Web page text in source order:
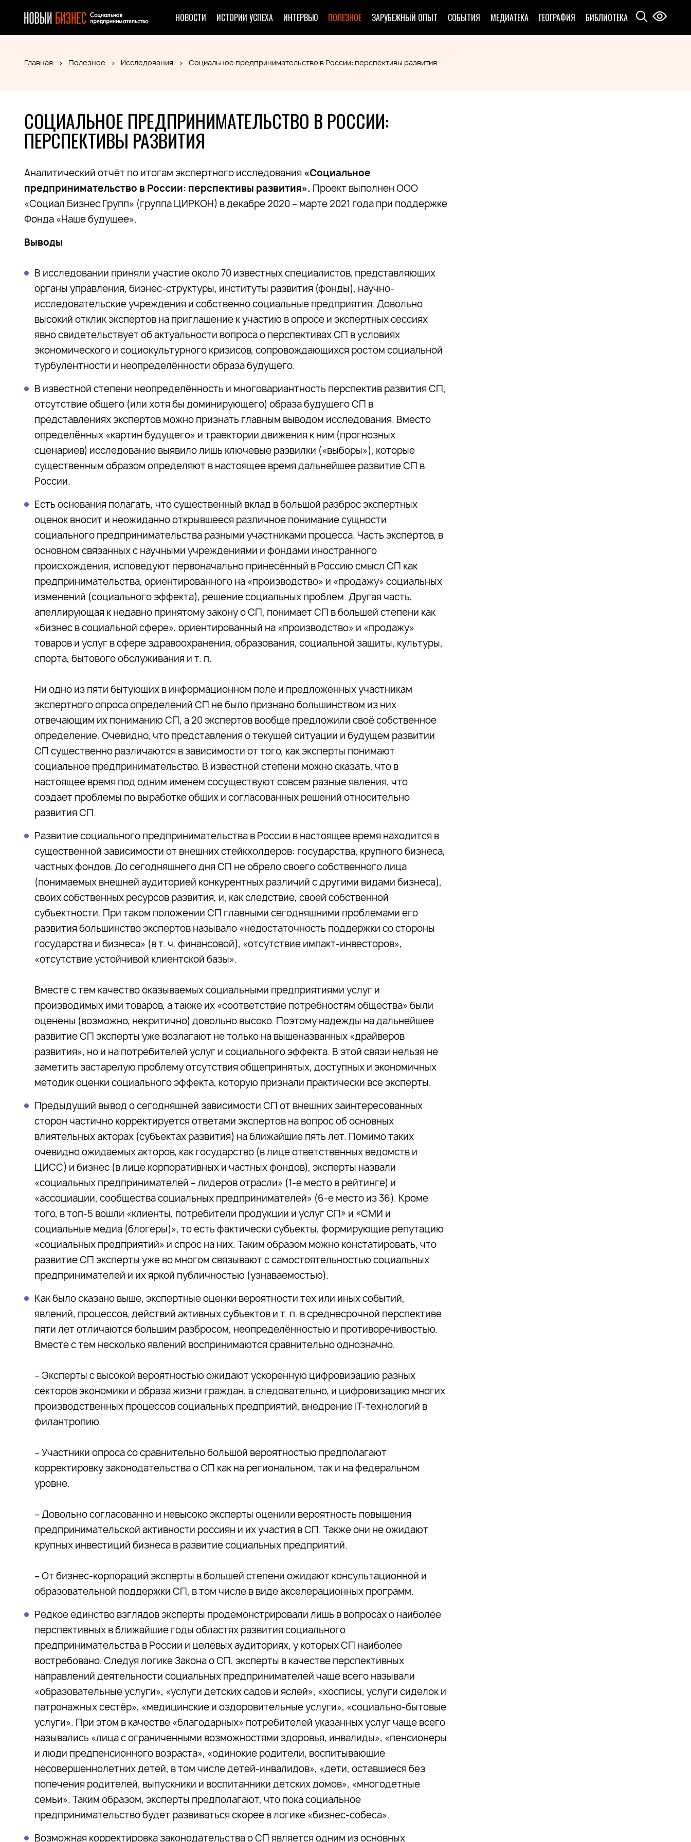
НОВОСТИ ИСТОРИИ УСПЕХА ИНТЕРВЬЮ ПОЛЕЗНОЕ ЗАРУБЕЖНЫЙ ОПЫТ СОБЫТИЯ МЕДИАТЕКА ГЕОГРАФИЯ БИБЛИОТЕКА
Главная Полезное Исследования Социальное предпринимательство в России: перспективы развития
СОЦИАЛЬНОЕ ПРЕДПРИНИМАТЕЛЬСТВО В РОССИИ:
ПЕРСПЕКТИВЫ РАЗВИТИЯ
Аналитический отчёт по итогам экспертного исследования «Социальное
предпринимательство в России: перспективы развития». Проект выполнен ООО
«Социал Бизнес Групп» (группа ЦИРКОН) в декабре 2020 – марте 2021 года при поддержке
Фонда «Наше будущее».
Выводы
В исследовании приняли участие около 70 известных специалистов, представляющих
органы управления, бизнес-структуры, институты развития (фонды), научно-
исследовательские учреждения и собственно социальные предприятия. Довольно
высокий отклик экспертов на приглашение к участию в опросе и экспертных сессиях
явно свидетельствует об актуальности вопроса о перспективах СП в условиях
экономического и социокультурного кризисов, сопровождающихся ростом социальной
турбулентности и неопределённости образа будущего.
В известной степени неопределённость и многовариантность перспектив развития СП,
отсутствие общего (или хотя бы доминирующего) образа будущего СП в
представлениях экспертов можно признать главным выводом исследования. Вместо
определённых «картин будущего» и траектории движения к ним (прогнозных
сценариев) исследование выявило лишь ключевые развилки («выборы»), которые
существенным образом определяют в настоящее время дальнейшее развитие СП в
России.
Есть основания полагать, что существенный вклад в большой разброс экспертных
оценок вносит и неожиданно открывшееся различное понимание сущности
социального предпринимательства разными участниками процесса. Часть экспертов, в
основном связанных с научными учреждениями и фондами иностранного
происхождения, исповедуют первоначально принесённый в Россию смысл СП как
предпринимательства, ориентированного на «производство» и «продажу» социальных
изменений (социального эффекта), решение социальных проблем. Другая часть,
апеллирующая к недавно принятому закону о СП, понимает СП в большей степени как
«бизнес в социальной сфере», ориентированный на «производство» и «продажу»
товаров и услуг в сфере здравоохранения, образования, социальной защиты, культуры,
спорта, бытового обслуживания и т. п.
Ни одно из пяти бытующих в информационном поле и предложенных участникам
экспертного опроса определений СП не было признано большинством из них
отвечающим их пониманию СП, а 20 экспертов вообще предложили своё собственное
определение. Очевидно, что представления о текущей ситуации и будущем развитии
СП существенно различаются в зависимости от того, как эксперты понимают
социальное предпринимательство. В известной степени можно сказать, что в
настоящее время под одним именем сосуществуют совсем разные явления, что
создает проблемы по выработке общих и согласованных решений относительно
развития СП.
Развитие социального предпринимательства в России в настоящее время находится в
существенной зависимости от внешних стейкхолдеров: государства, крупного бизнеса,
частных фондов. До сегодняшнего дня СП не обрело своего собственного лица
(понимаемых внешней аудиторией конкурентных различий с другими видами бизнеса),
своих собственных ресурсов развития, и, как следствие, своей собственной
субъектности. При таком положении СП главными сегодняшними проблемами его
развития большинство экспертов называло «недостаточность поддержки со стороны
государства и бизнеса» (в т. ч. финансовой), «отсутствие импакт-инвесторов»,
«отсутствие устойчивой клиентской базы».
Вместе с тем качество оказываемых социальными предприятиями услуг и
производимых ими товаров, а также их «соответствие потребностям общества» были
оценены (возможно, некритично) довольно высоко. Поэтому надежды на дальнейшее
развитие СП эксперты уже возлагают не только на вышеназванных «драйверов
развития», но и на потребителей услуг и социального эффекта. В этой связи нельзя не
заметить застарелую проблему отсутствия общепринятых, доступных и экономичных
методик оценки социального эффекта, которую признали практически все эксперты.
Предыдущий вывод о сегодняшней зависимости СП от внешних заинтересованных
сторон частично корректируется ответами экспертов на вопрос об основных
влиятельных акторах (субъектах развития) на ближайшие пять лет. Помимо таких
очевидно ожидаемых акторов, как государство (в лице ответственных ведомств и
ЦИСС) и бизнес (в лице корпоративных и частных фондов), эксперты назвали
«социальных предпринимателей – лидеров отрасли» (1-е место в рейтинге) и
«ассоциации, сообщества социальных предпринимателей» (6-е место из 36). Кроме
того, в топ-5 вошли «клиенты, потребители продукции и услуг СП» и «СМИ и
социальные медиа (блогеры)», то есть фактически субъекты, формирующие репутацию
«социальных предприятий» и спрос на них. Таким образом можно констатировать, что
развитие СП эксперты уже во многом связывают с самостоятельностью социальных
предпринимателей и их яркой публичностью (узнаваемостью).
Как было сказано выше, экспертные оценки вероятности тех или иных событий,
явлений, процессов, действий активных субъектов и т. п. в среднесрочной перспективе
пяти лет отличаются большим разбросом, неопределённостью и противоречивостью.
Вместе с тем несколько явлений воспринимаются сравнительно однозначно.
– Эксперты с высокой вероятностью ожидают ускоренную цифровизацию разных
секторов экономики и образа жизни граждан, а следовательно, и цифровизацию многих
производственных процессов социальных предприятий, внедрение IT-технологий в
филантропию.
– Участники опроса со сравнительно большой вероятностью предполагают
корректировку законодательства о СП как на региональном, так и на федеральном
уровне.
– Довольно согласованно и невысоко эксперты оценили вероятность повышения
предпринимательской активности россиян и их участия в СП. Также они не ожидают
крупных инвестиций бизнеса в развитие социальных предприятий.
– От бизнес-корпораций эксперты в большей степени ожидают консультационной и
образовательной поддержки СП, в том числе в виде акселерационных программ.
Редкое единство взглядов эксперты продемонстрировали лишь в вопросах о наиболее
перспективных в ближайшие годы областях развития социального
предпринимательства в России и целевых аудиториях, у которых СП наиболее
востребовано. Следуя логике Закона о СП, эксперты в качестве перспективных
направлений деятельности социальных предпринимателей чаще всего называли
«образовательные услуги», «услуги детских садов и яслей», «хосписы, услуги сиделок и
патронажных сестёр», «медицинские и оздоровительные услуги», «социально-бытовые
услуги». При этом в качестве «благодарных» потребителей указанных услуг чаще всего
назывались «лица с ограниченными возможностями здоровья, инвалиды», «пенсионеры
и люди предпенсионного возраста», «одинокие родители, воспитывающие
несовершеннолетних детей, в том числе детей-инвалидов», «дети, оставшиеся без
попечения родителей, выпускники и воспитанники детских домов», «многодетные
семьи». Таким образом, эксперты предполагают, что пока социальное
предпринимательство будет развиваться скорее в логике «бизнес-собеса».
Возможная корректировка законодательства о СП является одним из основных